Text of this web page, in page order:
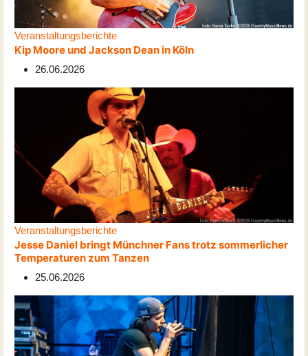
Veranstaltungsberichte
Kip Moore und Jackson Dean in Köln
26.06.2026
Veranstaltungsberichte
Jesse Daniel bringt Münchner Fans trotz sommerlicher
Temperaturen zum Tanzen
25.06.2026